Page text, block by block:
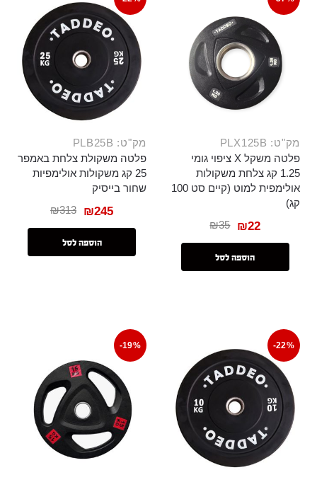
מק"ט: PLX125B
פלטה משקל X ציפוי גומי
1.25 קג צלחת משקולות
אולימפית למוט (קיים סט 100
קג)
₪35 ₪22
הוספה לסל
מק"ט: PLB25B
פלטה משקולת צלחת באמפר
25 קג משקולות אולימפיות
שחור בייסיק
₪313 ₪245
הוספה לסל
-22%
-19%